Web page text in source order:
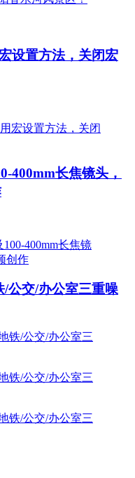
设置方法，关闭宏
400mm长焦镜头，
公交/办公室三重噪